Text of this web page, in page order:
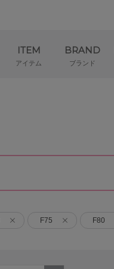
ITEM
アイテム
BRAND
ブランド
F75 F80